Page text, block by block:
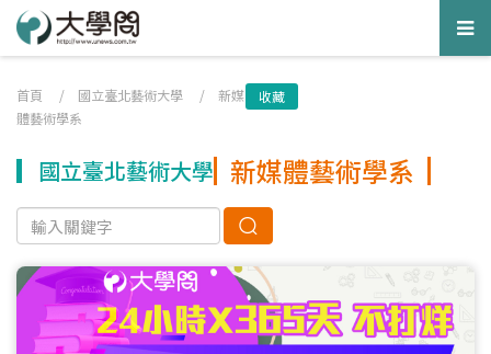
首頁 / 國立臺北藝術大學 / 新媒
體藝術學系
收藏
國立臺北藝術大學 新媒體藝術學系